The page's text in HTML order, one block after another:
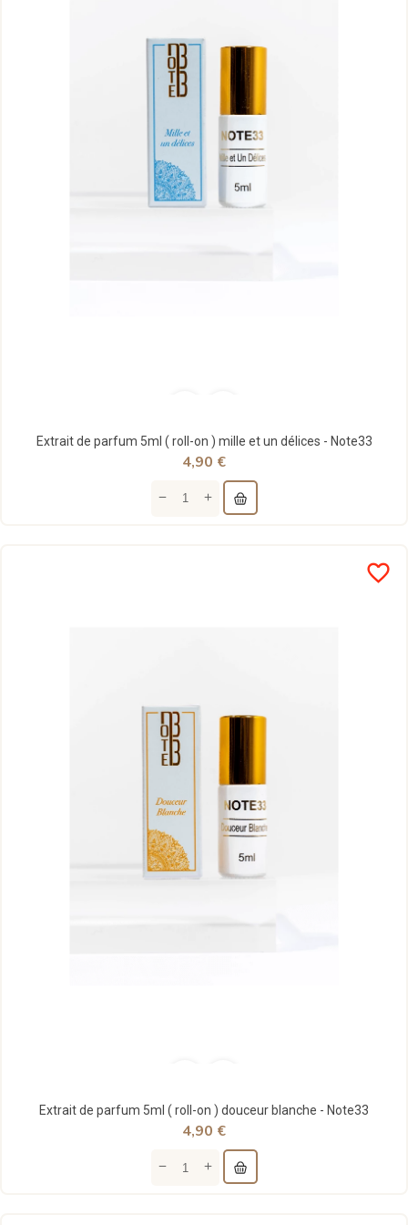
Extrait de parfum 5ml ( roll-on ) mille et un délices - Note33
4,90 €
favorite_border
Extrait de parfum 5ml ( roll-on ) douceur blanche - Note33
4,90 €